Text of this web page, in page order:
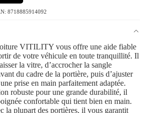
8718885914092
VITILITY vous offre une aide fiable
de votre véhicule en toute tranquillité. Il
la vitre, d’accrocher la sangle
du cadre de la portière, puis d’ajuster
prise en main parfaitement adaptée.
robuste pour une grande durabilité, il
confortable qui tient bien en main.
la plupart des portières, il vous garantit